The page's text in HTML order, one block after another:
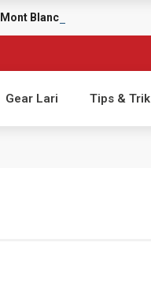
Blanc 2026
Gear Lari Tips & Trik